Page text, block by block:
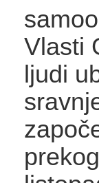
Vlasti
ljudi